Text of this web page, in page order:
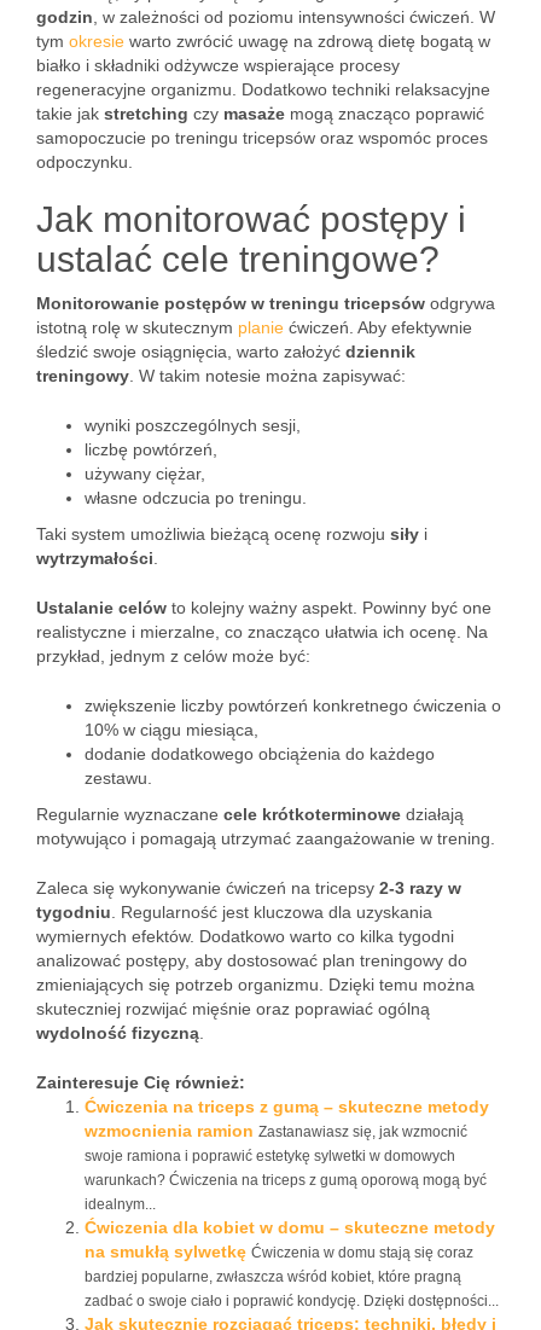
godzin , w zależności od poziomu intensywności ćwiczeń. W
tym okresie warto zwrócić uwagę na zdrową dietę bogatą w
białko i składniki odżywcze wspierające procesy
regeneracyjne organizmu. Dodatkowo techniki relaksacyjne
takie jak stretching czy masaże mogą znacząco poprawić
samopoczucie po treningu tricepsów oraz wspomóc proces
odpoczynku.
Jak monitorować postępy i
ustalać cele treningowe?
Monitorowanie postępów w treningu tricepsów odgrywa
istotną rolę w skutecznym planie ćwiczeń. Aby efektywnie
śledzić swoje osiągnięcia, warto założyć dziennik
treningowy . W takim notesie można zapisywać:
wyniki poszczególnych sesji,
liczbę powtórzeń,
używany ciężar,
własne odczucia po treningu.
Taki system umożliwia bieżącą ocenę rozwoju siły i
wytrzymałości
Ustalanie celów to kolejny ważny aspekt. Powinny być one
realistyczne i mierzalne, co znacząco ułatwia ich ocenę. Na
przykład, jednym z celów może być:
zwiększenie liczby powtórzeń konkretnego ćwiczenia o
10% w ciągu miesiąca,
dodanie dodatkowego obciążenia do każdego
zestawu.
Regularnie wyznaczane cele krótkoterminowe działają
motywująco i pomagają utrzymać zaangażowanie w trening.
Zaleca się wykonywanie ćwiczeń na tricepsy 2-3 razy w
tygodniu . Regularność jest kluczowa dla uzyskania
wymiernych efektów. Dodatkowo warto co kilka tygodni
analizować postępy, aby dostosować plan treningowy do
zmieniających się potrzeb organizmu. Dzięki temu można
skuteczniej rozwijać mięśnie oraz poprawiać ogólną
wydolność fizyczną
Zainteresuje Cię również:
Ćwiczenia na triceps z gumą – skuteczne metody
wzmocnienia ramion Zastanawiasz się, jak wzmocnić
swoje ramiona i poprawić estetykę sylwetki w domowych
warunkach? Ćwiczenia na triceps z gumą oporową mogą być
idealnym...
Ćwiczenia dla kobiet w domu – skuteczne metody
na smukłą sylwetkę Ćwiczenia w domu stają się coraz
bardziej popularne, zwłaszcza wśród kobiet, które pragną
zadbać o swoje ciało i poprawić kondycję. Dzięki dostępności...
Jak skutecznie rozciągać triceps: techniki, błędy i